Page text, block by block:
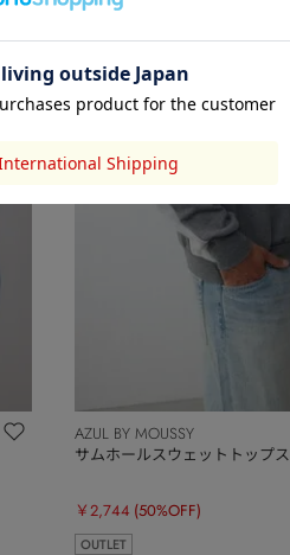
AZUL BY MOUSSY
サムホールスウェットトップス
￥2,744 (50%OFF)
OUTLET